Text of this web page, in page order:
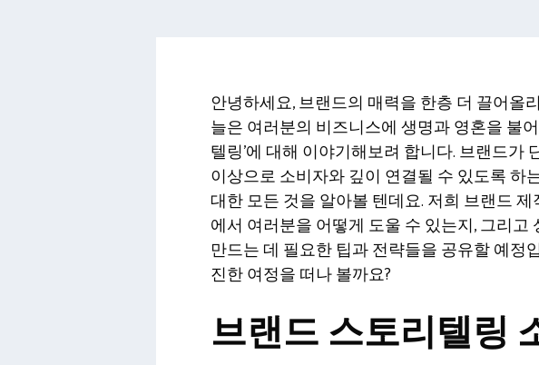
안녕하세요, 브랜드의 매력을 한층 더 끌어올
늘은 여러분의 비즈니스에 생명과 영혼을 불
텔링’에 대해 이야기해보려 합니다. 브랜드가
이상으로 소비자와 깊이 연결될 수 있도록 하
대한 모든 것을 알아볼 텐데요. 저희 브랜드
에서 여러분을 어떻게 도울 수 있는지, 그리고
만드는 데 필요한 팁과 전략들을 공유할 예정
진한 여정을 떠나 볼까요?
브랜드 스토리텔링